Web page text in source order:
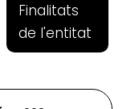
Finalitats
de l'entitat